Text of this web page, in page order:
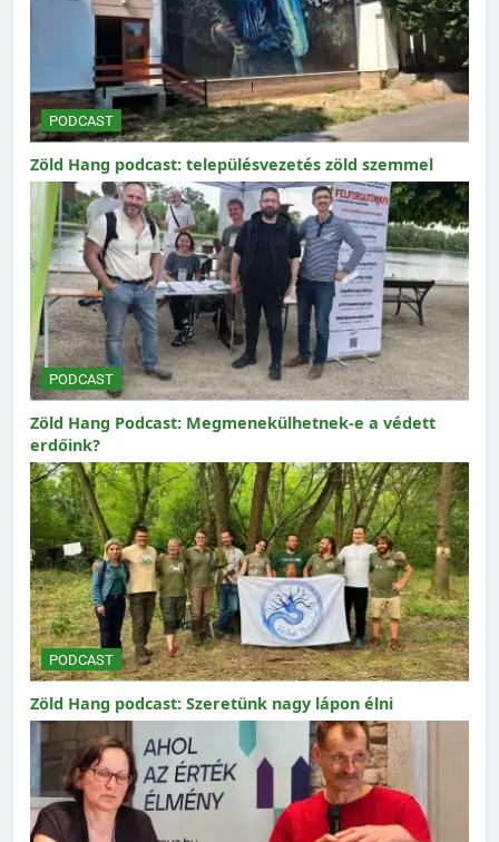
PODCAST
Zöld Hang podcast: településvezetés zöld szemmel
PODCAST
Zöld Hang Podcast: Megmenekülhetnek-e a védett
erdőink?
PODCAST
Zöld Hang podcast: Szeretünk nagy lápon élni